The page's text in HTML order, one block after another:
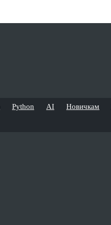
Python AI Новичкам